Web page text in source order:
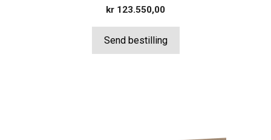
kr 123.550,00
Send bestilling